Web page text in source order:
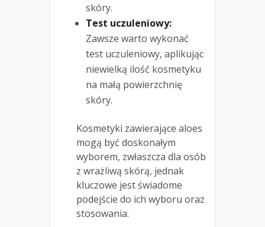
skóry.
Test uczuleniowy:
Zawsze warto wykonać
test uczuleniowy, aplikując
niewielką ilość kosmetyku
na małą powierzchnię
skóry.
Kosmetyki zawierające aloes
mogą być doskonałym
wyborem, zwłaszcza dla osób
z wrażliwą skórą, jednak
kluczowe jest świadome
podejście do ich wyboru oraz
stosowania.